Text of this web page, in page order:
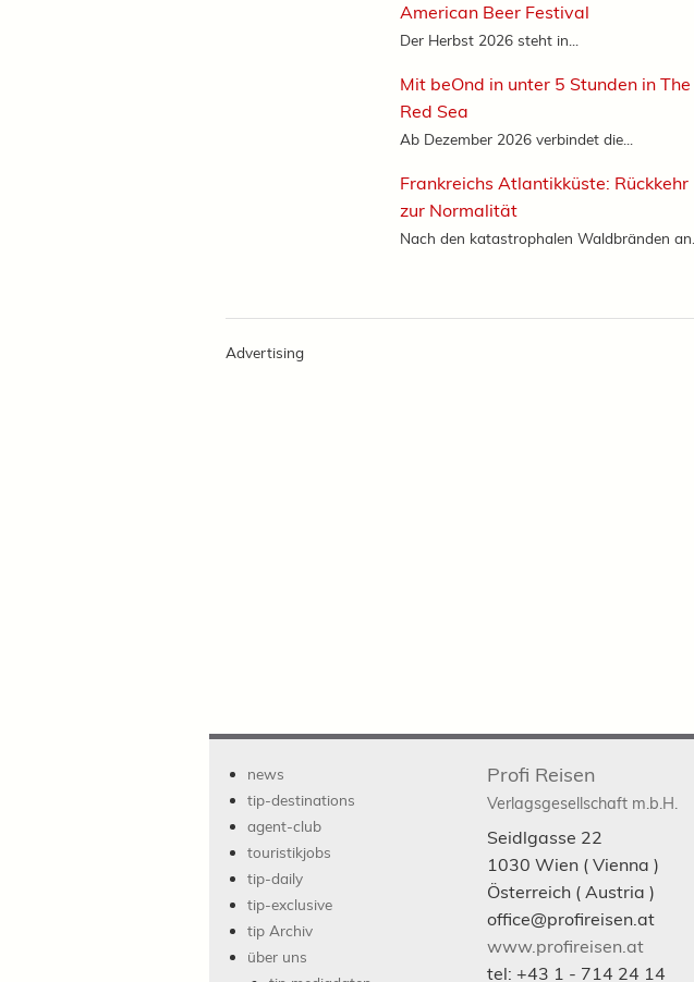
American Beer Festival
Der Herbst 2026 steht in...
Mit beOnd in unter 5 Stunden in The
Red Sea
Ab Dezember 2026 verbindet die...
Frankreichs Atlantikküste: Rückkehr
zur Normalität
Nach den katastrophalen Waldbränden an...
Advertising
news
tip-destinations
agent-club
touristikjobs
tip-daily
tip-exclusive
tip Archiv
über uns
Profi Reisen
Verlagsgesellschaft m.b.H.
Seidlgasse 22
1030 Wien ( Vienna )
Österreich ( Austria )
office@profireisen.at
www.profireisen.at
tel: +43 1 - 714 24 14